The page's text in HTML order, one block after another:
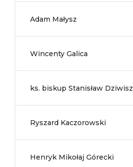
Adam Małysz
Wincenty Galica
ks. biskup Stanisław Dziwisz
Ryszard Kaczorowski
Henryk Mikołaj Górecki